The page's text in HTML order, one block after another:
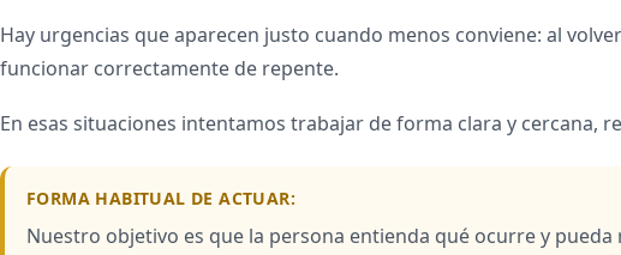
Hay urgencias que aparecen justo cuando menos conviene: al
funcionar correctamente de repente.
En esas situaciones intentamos trabajar de forma clara y cercana,
FORMA HABITUAL DE ACTUAR:
Nuestro objetivo es que la persona entienda qué ocurre y